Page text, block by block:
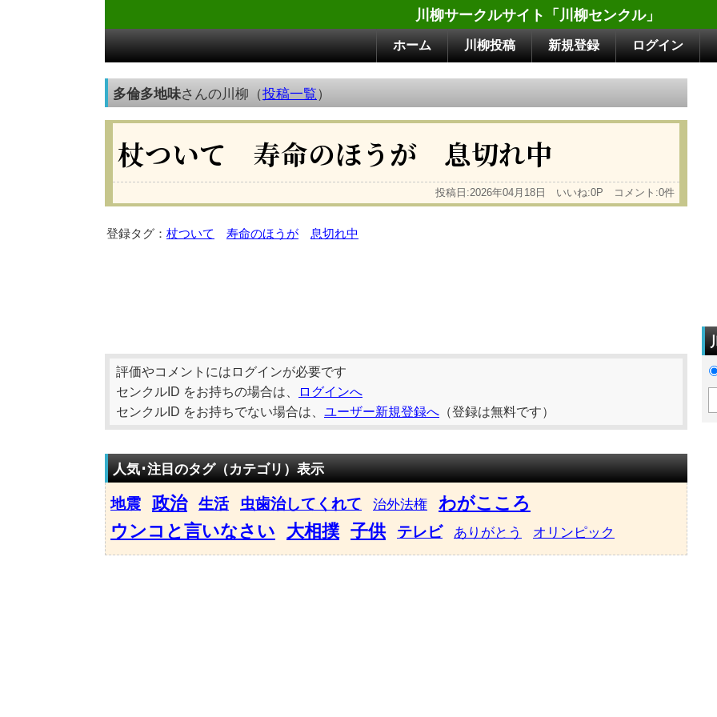
川柳サークルサイト「川柳センクル」
ホーム 川柳投稿 新規登録 ログイン
多倫多地味さんの川柳（投稿一覧）
杖ついて 寿命のほうが 息切れ中
投稿日:2026年04月18日 いいね:0P コメント:0件
登録タグ： 杖ついて 寿命のほうが 息切れ中
評価やコメントにはログインが必要です
センクルID をお持ちの場合は、
ログインへ
センクルID をお持ちでない場合は、 ユーザー新規登録へ （登録は無料です）
人気･注目のタグ（カテゴリ）表示
地震 政治 生活 虫歯治してくれて 治外法権
わがこころ
ウンコと言いなさい
大相撲 子供 テレビ ありがとう オリンピック